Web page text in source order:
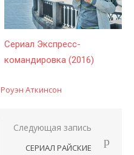
Сериал Экспресс-
командировка (2016)
Роуэн Аткинсон
Следующая запись
СЕРИАЛ РАЙСКИЕ